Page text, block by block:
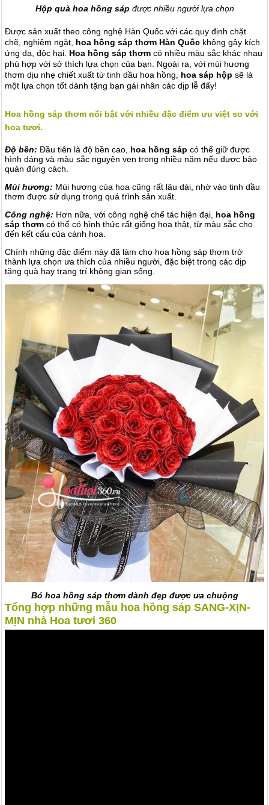
Hộp quà hoa hồng sáp được nhiều người lựa chọn
Được sản xuất theo công nghệ Hàn Quốc với các quy định chặt
chẽ, nghiêm ngặt, hoa hồng sáp thơm Hàn Quốc không gây kích
ứng da, độc hại. Hoa hồng sáp thơm có nhiều màu sắc khác nhau
phù hợp với sở thích lựa chọn của bạn. Ngoài ra, với mùi hương
thơm dịu nhẹ chiết xuất từ tinh dầu hoa hồng, hoa sáp hộp sẽ là
một lựa chọn tốt dành tặng bạn gái nhân các dịp lễ đấy!
Hoa hồng sáp thơm nổi bật với nhiều đặc điểm ưu việt so với
hoa tươi.
Độ bền: Đầu tiên là độ bền cao, hoa hồng sáp có thể giữ được
hình dáng và màu sắc nguyên vẹn trong nhiều năm nếu được bảo
quản đúng cách.
Mùi hương: Mùi hương của hoa cũng rất lâu dài, nhờ vào tinh dầu
thơm được sử dụng trong quá trình sản xuất.
Công nghệ: Hơn nữa, với công nghệ chế tác hiện đại, hoa hồng
sáp thơm có thể có hình thức rất giống hoa thật, từ màu sắc cho
đến kết cấu của cánh hoa.
Chính những đặc điểm này đã làm cho hoa hồng sáp thơm trở
thành lựa chọn ưa thích của nhiều người, đặc biệt trong các dịp
tặng quà hay trang trí không gian sống.
Bó hoa hồng sáp thơm dành đẹp được ưa chuộng
Tổng hợp những mẫu hoa hồng sáp SANG-XỊN-
MỊN nhà Hoa tươi 360